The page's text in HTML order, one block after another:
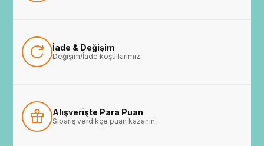
İade & Değişim
Değişim/İade koşullarımız.
Alışverişte Para Puan
Sipariş verdikçe puan kazanın.